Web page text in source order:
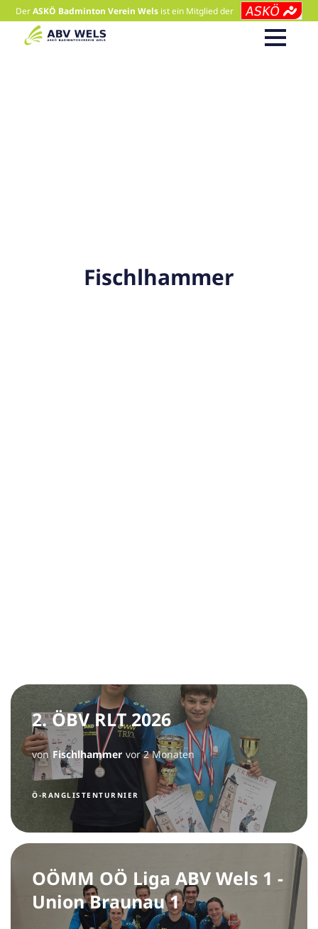
DerASKÖ Badminton Verein Wels ist ein Mitglied der
Fischlhammer
2. ÖBV RLT 2026
von Fischlhammer vor 2 Monaten
Ö-RANGLISTENTURNIER
OÖMM OÖ Liga ABV Wels 1 -
Union Braunau 1